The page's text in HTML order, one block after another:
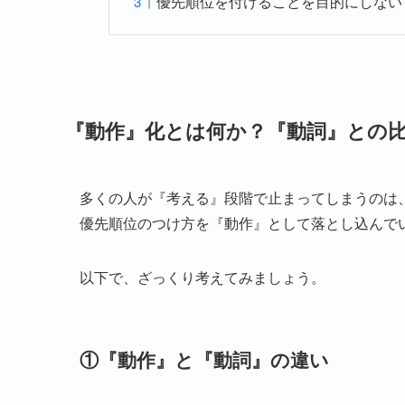
『動作』化とは何か？『動詞』との
多くの人が『考える』段階で止まってしまうのは、
優先順位のつけ方を『動作』として落とし込んで
以下で、ざっくり考えてみましょう。
①『動作』と『動詞』の違い